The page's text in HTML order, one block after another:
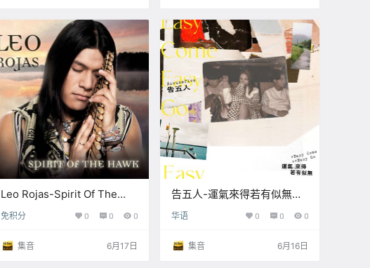
Leo Rojas-Spirit Of The
Hawk (2012)【Q】
【44.1kHz / 16bit】
免积分 0 0 0
集音 6月17日
告五人-運氣來得若有似無
(2020) 【Q】【48kHz /
24bit】
华语 0 0 0
集音 6月16日